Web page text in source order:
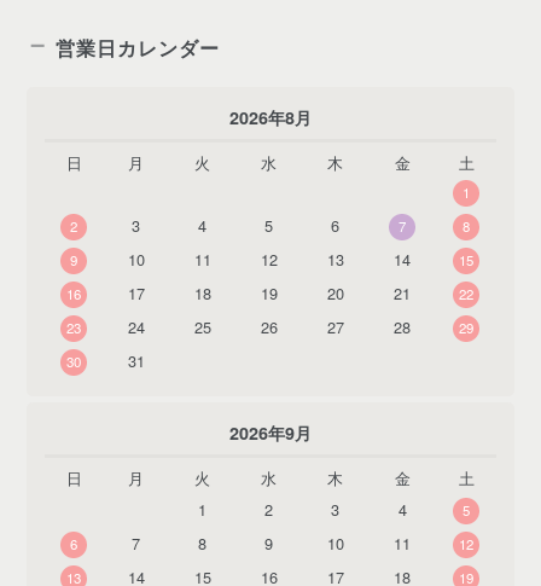
営業日カレンダー
2026年8月
日 月 火 水 木 金 土
1
2
3 4 5 6 7
8
9
10 11 12 13 14
15
16
17 18 19 20 21
22
23
24 25 26 27 28
29
30
31
2026年9月
日 月 火 水 木 金
土
1
2 3 4
5
6
7 8 9 10 11
12
13
14 15 16 17 18
19